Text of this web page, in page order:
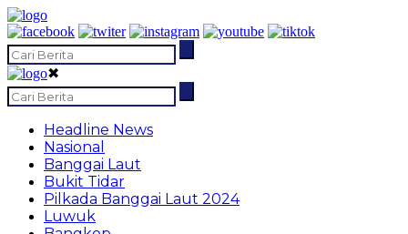
✖
Headline News
Nasional
Banggai Laut
Bukit Tidar
Pilkada Banggai Laut 2024
Luwuk